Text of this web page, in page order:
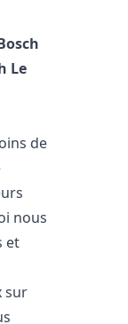
Le
de
nous
et
sur